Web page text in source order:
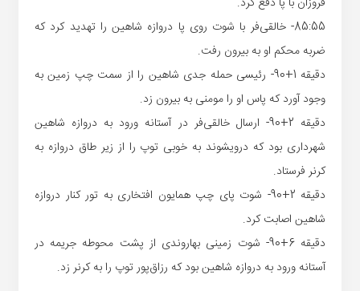
85:55- خالقی‌فر با شوت روی پا دروازه شاهین را تهدید کرد که
ضربه محکم او به بیرون رفت.
دقیقه 1+90- رئیسی حمله جدی شاهین را از سمت چپ زمین به
وجود آورد که پاس او را مومنی به بیرون زد.
دقیقه 2+90- ارسال خالقی‌فر در آستانه ورود به دروازه شاهین
شهرداری بود که درویشوند به خوبی توپ را از زیر طاق دروازه به
کرنر فرستاد.
دقیقه 2+90- شوت پای چپ همایون افتخاری به تور کنار دروازه
شاهین اصابت کرد.
دقیقه 6+90- شوت زمینی بهاروندی از پشت محوطه جریمه در
آستانه ورود به دروازه شاهین بود که رزاق‌پور توپ را به کرنر زد.